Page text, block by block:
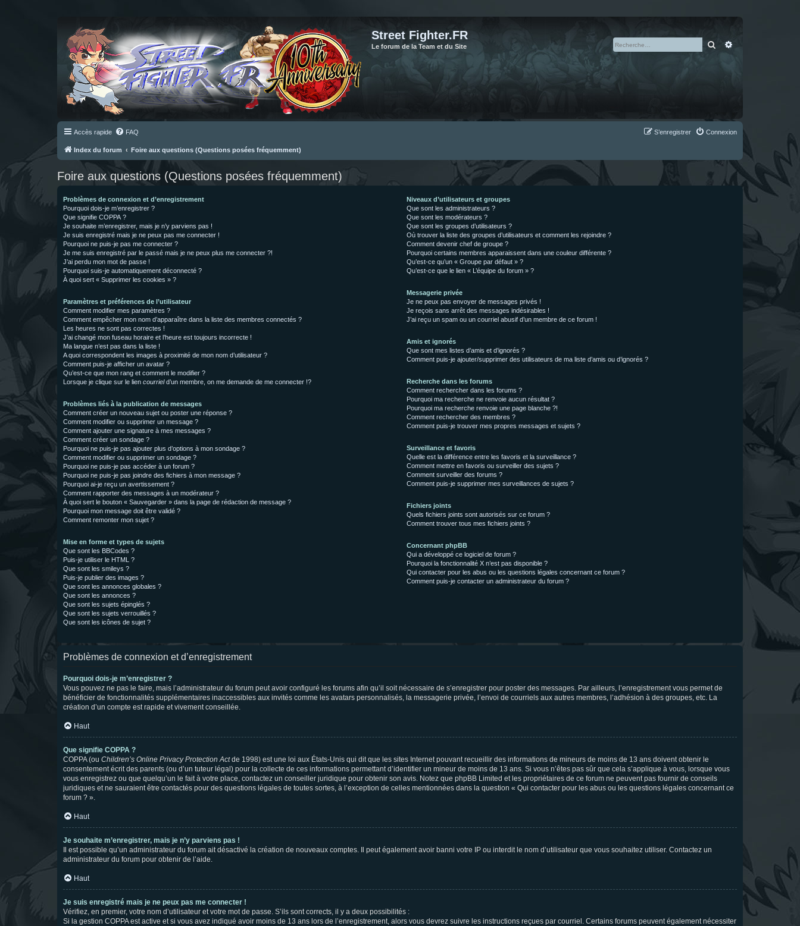
Street Fighter.FR
Le forum de la Team et du Site Rechercher
Accès rapide FAQ Connexion
S’enregistrer
Index du forum Foire aux questions (Questions posées fréquemment)
Foire aux questions (Questions posées fréquemment)
Problèmes de connexion et d’enregistrement
Pourquoi dois-je m’enregistrer ?
Que signifie COPPA ?
Je souhaite m’enregistrer, mais je n’y parviens pas !
Je suis enregistré mais je ne peux pas me connecter !
Pourquoi ne puis-je pas me connecter ?
Je me suis enregistré par le passé mais je ne peux plus me connecter ?!
J’ai perdu mon mot de passe !
Pourquoi suis-je automatiquement déconnecté ?
À quoi sert « Supprimer les cookies » ?
Paramètres et préférences de l’utilisateur
Comment modifier mes paramètres ?
Comment empêcher mon nom d’apparaître dans la liste des membres connectés ?
Les heures ne sont pas correctes !
J’ai changé mon fuseau horaire et l’heure est toujours incorrecte !
Ma langue n’est pas dans la liste !
A quoi correspondent les images à proximité de mon nom d’utilisateur ?
Comment puis-je afficher un avatar ?
Qu’est-ce que mon rang et comment le modifier ?
Lorsque je clique sur le lien courrield’un membre, on me demande de me connecter !?
Problèmes liés à la publication de messages
Comment créer un nouveau sujet ou poster une réponse ?
Comment modifier ou supprimer un message ?
Comment ajouter une signature à mes messages ?
Comment créer un sondage ?
Pourquoi ne puis-je pas ajouter plus d’options à mon sondage ?
Comment modifier ou supprimer un sondage ?
Pourquoi ne puis-je pas accéder à un forum ?
Pourquoi ne puis-je pas joindre des fichiers à mon message ?
Pourquoi ai-je reçu un avertissement ?
Comment rapporter des messages à un modérateur ?
À quoi sert le bouton « Sauvegarder » dans la page de rédaction de message ?
Pourquoi mon message doit être validé ?
Comment remonter mon sujet ?
Mise en forme et types de sujets
Que sont les BBCodes ?
Puis-je utiliser le HTML ?
Que sont les smileys ?
Puis-je publier des images ?
Que sont les annonces globales ?
Que sont les annonces ?
Que sont les sujets épinglés ?
Que sont les sujets verrouillés ?
Que sont les icônes de sujet ?
Niveaux d’utilisateurs et groupes
Que sont les administrateurs ?
Que sont les modérateurs ?
Que sont les groupes d’utilisateurs ?
Où trouver la liste des groupes d’utilisateurs et comment les rejoindre ?
Comment devenir chef de groupe ?
Pourquoi certains membres apparaissent dans une couleur différente ?
Qu’est-ce qu’un « Groupe par défaut » ?
Qu’est-ce que le lien « L’équipe du forum » ?
Messagerie privée
Je ne peux pas envoyer de messages privés !
Je reçois sans arrêt des messages indésirables !
J’ai reçu un spam ou un courriel abusif d’un membre de ce forum !
Amis et ignorés
Que sont mes listes d’amis et d’ignorés ?
Comment puis-je ajouter/supprimer des utilisateurs de ma liste d’amis ou d’ignorés ?
Recherche dans les forums
Comment rechercher dans les forums ?
Pourquoi ma recherche ne renvoie aucun résultat ?
Pourquoi ma recherche renvoie une page blanche ?!
Comment rechercher des membres ?
Comment puis-je trouver mes propres messages et sujets ?
Surveillance et favoris
Quelle est la différence entre les favoris et la surveillance ?
Comment mettre en favoris ou surveiller des sujets ?
Comment surveiller des forums ?
Comment puis-je supprimer mes surveillances de sujets ?
Fichiers joints
Quels fichiers joints sont autorisés sur ce forum ?
Comment trouver tous mes fichiers joints ?
Concernant phpBB
Qui a développé ce logiciel de forum ?
Pourquoi la fonctionnalité X n’est pas disponible ?
Qui contacter pour les abus ou les questions légales concernant ce forum ?
Comment puis-je contacter un administrateur du forum ?
Problèmes de connexion et d’enregistrement
Pourquoi dois-je m’enregistrer ?
Vous pouvez ne pas le faire, mais l’administrateur du forum peut avoir configuré les forums afin qu’il soit nécessaire de s’enregistrer pour poster des messages. Par ailleurs, l’enregistrement vous permet de
bénéficier de fonctionnalités supplémentaires inaccessibles aux invités comme les avatars personnalisés, la messagerie privée, l’envoi de courriels aux autres membres, l’adhésion à des groupes, etc. La
création d’un compte est rapide et vivement conseillée.
Haut
Que signifie COPPA ?
COPPA (ou Children’s Online Privacy Protection Actde 1998) est une loi aux États-Unis qui dit que les sites Internet pouvant recueillir des informations de mineurs de moins de 13 ans doivent obtenir le
consentement écrit des parents (ou d’un tuteur légal) pour la collecte de ces informations permettant d’identifier un mineur de moins de 13 ans. Si vous n’êtes pas sûr que cela s’applique à vous, lorsque vous
vous enregistrez ou que quelqu’un le fait à votre place, contactez un conseiller juridique pour obtenir son avis. Notez que phpBB Limited et les propriétaires de ce forum ne peuvent pas fournir de conseils
juridiques et ne sauraient être contactés pour des questions légales de toutes sortes, à l’exception de celles mentionnées dans la question « Qui contacter pour les abus ou les questions légales concernant ce
forum ? ».
Haut
Je souhaite m’enregistrer, mais je n’y parviens pas !
Il est possible qu’un administrateur du forum ait désactivé la création de nouveaux comptes. Il peut également avoir banni votre IP ou interdit le nom d’utilisateur que vous souhaitez utiliser. Contactez un
administrateur du forum pour obtenir de l’aide.
Haut
Je suis enregistré mais je ne peux pas me connecter !
Vérifiez, en premier, votre nom d’utilisateur et votre mot de passe. S’ils sont corrects, il y a deux possibilités :
Si la gestion COPPA est active et si vous avez indiqué avoir moins de 13 ans lors de l’enregistrement, alors vous devrez suivre les instructions reçues par courriel. Certains forums peuvent également nécessiter